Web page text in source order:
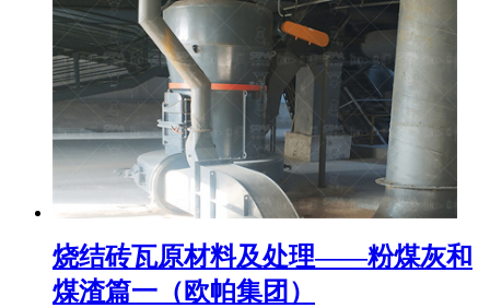
烧结砖瓦原材料及处理——粉煤灰和
煤渣篇一（欧帕集团）